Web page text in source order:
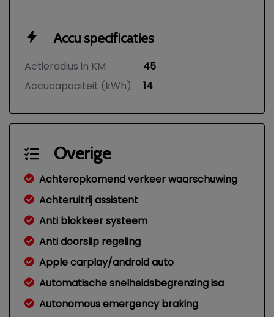
Accu specificaties
Actieradius in KM
45
Accucapaciteit (kWh)
14
Overige
Achteropkomend verkeer waarschuwing
Achteruitrij assistent
Anti blokkeer systeem
Anti doorslip regeling
Apple carplay/android auto
Automatische snelheidsbegrenzing isa
Autonomous emergency braking